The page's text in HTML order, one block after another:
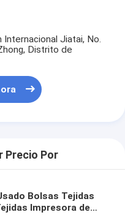
Jiatai, No.
Distrito de
Precio Por
Bolsas Tejidas
Impresora de